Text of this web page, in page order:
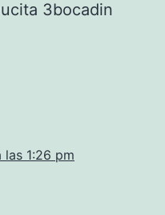
3bocadin
1:26 pm